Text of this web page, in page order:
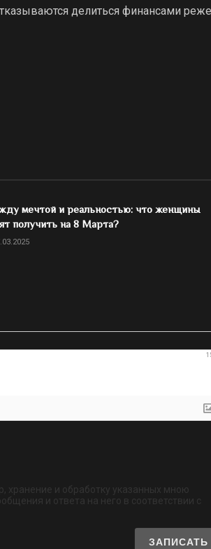
делиться финансами реже
мечтой и реальностью: что женщины
получить на 8 Марта?
хранение и обработку указанных мною
и ответа на него в соответствии с